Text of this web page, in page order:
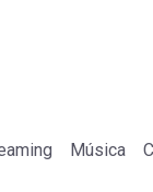
Música